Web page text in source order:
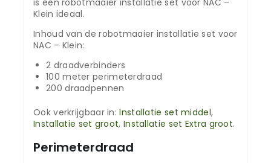
Klein ideaal.
Inhoud van de robotmaaier installatie set voor
NAC – Klein:
2 draadverbinders
100 meter perimeterdraad
200 draadpennen
Ook verkrijgbaar in:Installatie set middel,
Installatie set groot, Installatie set Extra groot.
Perimeterdraad